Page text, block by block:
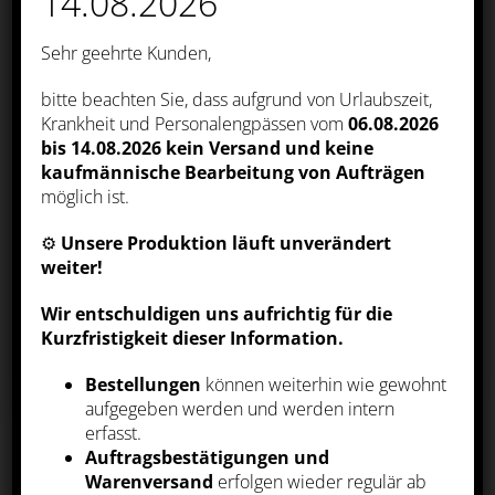
PDF-DOWNLOAD
Sehr geehrte Kunden,
bitte beachten Sie, dass aufgrund von Urlaubszeit,
Krankheit und Personalengpässen vom06.08.2026
bis 14.08.2026 kein Versand und keine
kaufmännische Bearbeitung von Aufträgen
möglich ist.
⚙️ Unsere Produktion läuft unverändert
weiter!
Wir entschuldigen uns aufrichtig für die
Kurzfristigkeit dieser Information.
Bestellungen können weiterhin wie gewohnt
aufgegeben werden und werden intern
erfasst.
Auftragsbestätigungen und
Warenversand erfolgen wieder regulär ab
Webseitenfunktionen und werden für
Einwilligung umfasst die Speicherung
von Informationen auf Ihrem Endgerät,
das Auslesen personenbezogener Daten
sowie deren Verarbeitung. Klicken Sie
auf „Alle akzeptieren“, um in den Einsatz
von nicht notwendigen Cookies
einzuwilligen oder auf „Alle ablehnen“,
wenn Sie sich anders entscheiden. Sie
können unter „Einstellungen verwalten“
eingesetzten Arten von Cookies erhalten
und deren Einstellungen aufrufen. Sie
können die Einstellungen jederzeit
jederzeit abwählen (z.B. in der
Datenschutzerklärung oder unten auf
unserer Webseite).
ALLE AKZEPTIEREN
ALLE ABLEHNEN